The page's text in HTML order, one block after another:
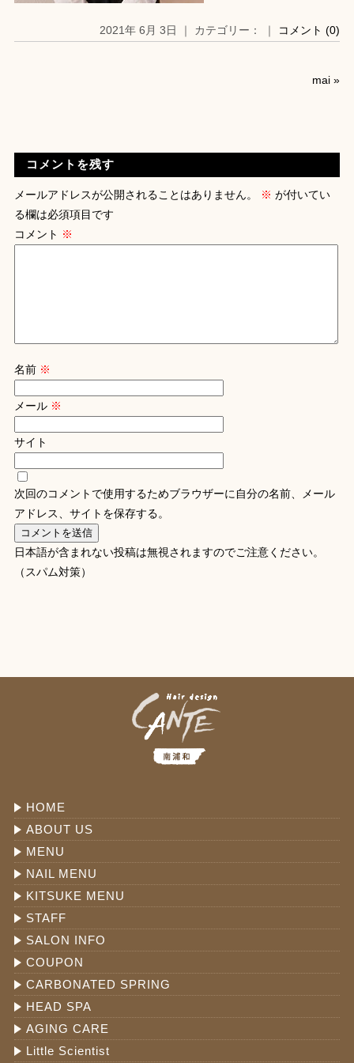
2021年 6月 3日 ｜ カテゴリー： ｜ コメント (0)
mai »
コメントを残す
メールアドレスが公開されることはありません。 ※ が付いてい
る欄は必須項目です
コメント ※
名前 ※
メール ※
サイト
次回のコメントで使用するためブラウザーに自分の名前、メール
アドレス、サイトを保存する。
日本語が含まれない投稿は無視されますのでご注意ください。
（スパム対策）
HOME
ABOUT US
MENU
NAIL MENU
KITSUKE MENU
STAFF
SALON INFO
COUPON
CARBONATED SPRING
HEAD SPA
AGING CARE
Little Scientist